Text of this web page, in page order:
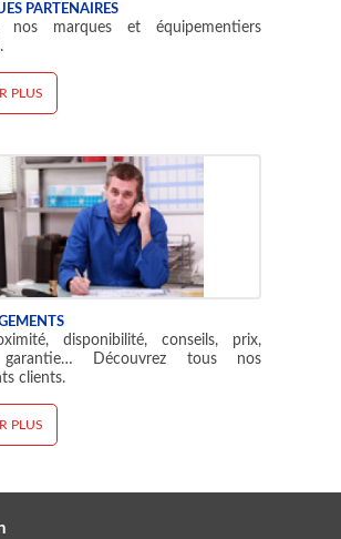
PARTENAIRES
nos marques et équipementiers
PLUS
disponibilité, conseils, prix,
garantie… Découvrez tous nos
clients.
PLUS